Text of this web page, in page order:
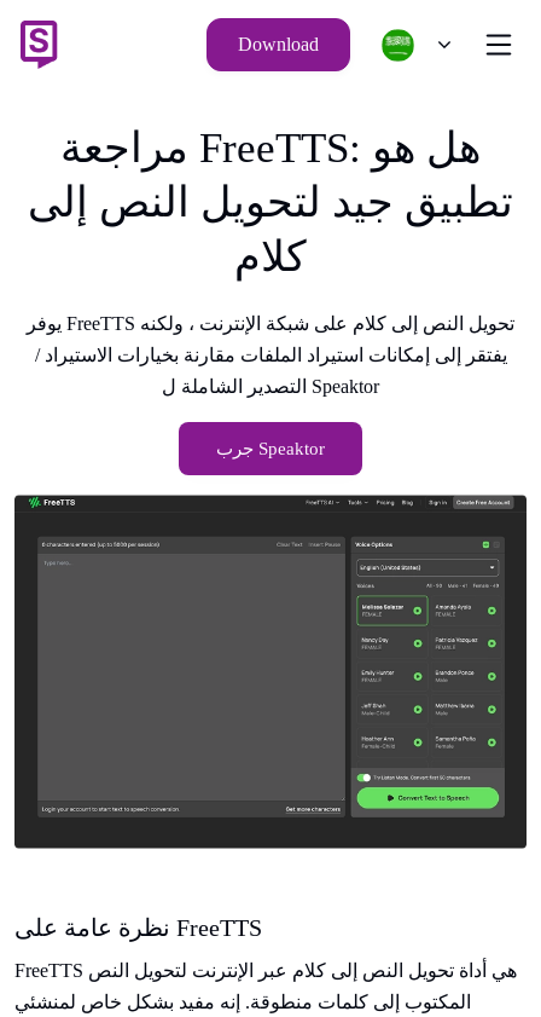
Download
مراجعة FreeTTS: هل هو
تطبيق جيد لتحويل النص إلى
كلام
يوفر FreeTTS تحويل النص إلى كلام على شبكة الإنترنت ، ولكنه
يفتقر إلى إمكانات استيراد الملفات مقارنة بخيارات الاستيراد /
التصدير الشاملة ل Speaktor
جرب Speaktor
نظرة عامة على FreeTTS
FreeTTS هي أداة تحويل النص إلى كلام عبر الإنترنت لتحويل النص
المكتوب إلى كلمات منطوقة. إنه مفيد بشكل خاص لمنشئي